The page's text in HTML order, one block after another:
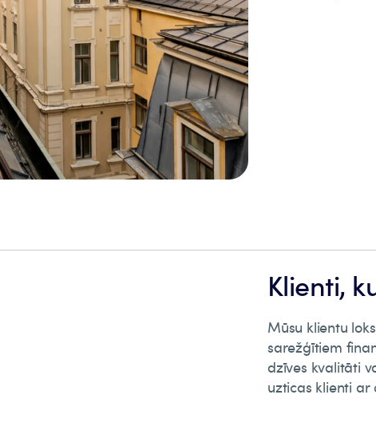
Klienti,
Mūsu klientu
sarežģītiem
dzīves kvalitāti
uzticas klienti